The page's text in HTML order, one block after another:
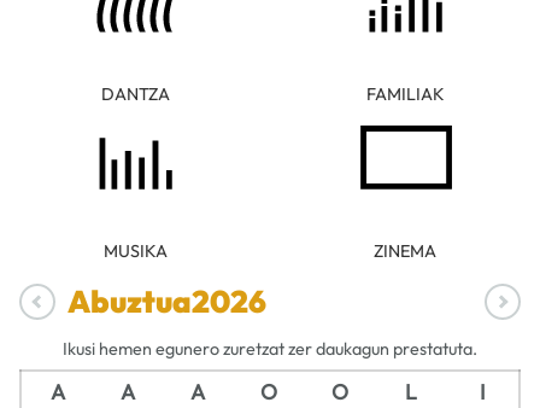
DANTZA FAMILIAK
MUSIKA ZINEMA
Abuztua2026
Ikusi hemen egunero zuretzat zer daukagun prestatuta.
A A A O O L I